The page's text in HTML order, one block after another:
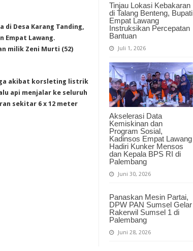
Tinjau Lokasi Kebakaran
di Talang Benteng, Bupati
Empat Lawang
Instruksikan Percepatan
Bantuan
Juli 1, 2026
Akselerasi Data
Kemiskinan dan
Program Sosial,
Kadinsos Empat Lawang
Hadiri Kunker Mensos
dan Kepala BPS RI di
Palembang
Juni 30, 2026
Panaskan Mesin Partai,
DPW PAN Sumsel Gelar
Rakerwil Sumsel 1 di
Palembang
Juni 28, 2026
Desa Karang Tanding,
Empat Lawang.
milik Zeni Murti (52)
akibat korsleting listrik
api menjalar ke seluruh
sekitar 6 x 12 meter